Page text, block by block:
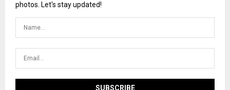
photos. Let's stay updated!